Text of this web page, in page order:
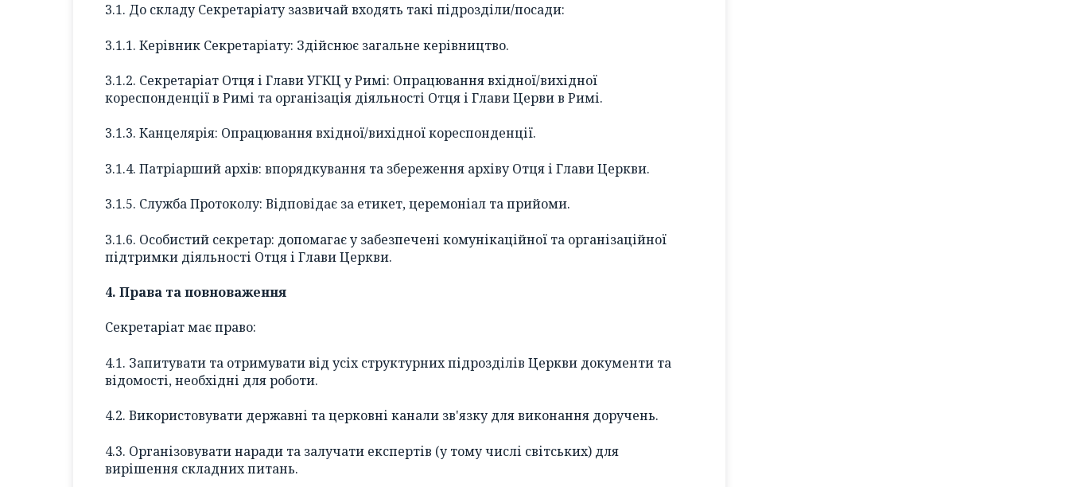
3.1. До складу Секретаріату зазвичай входять такі підрозділи/посади:
3.1.1. Керівник Секретаріату: Здійснює загальне керівництво.
3.1.2. Секретаріат Отця і Глави УГКЦ у Римі: Опрацювання вхідної/вихідної
кореспонденції в Римі та організація діяльності Отця і Глави Церви в Римі.
3.1.3. Канцелярія: Опрацювання вхідної/вихідної кореспонденції.
3.1.4. Патріарший архів: впорядкування та збереження архіву Отця і Глави Церкви.
3.1.5. Служба Протоколу: Відповідає за етикет, церемоніал та прийоми.
3.1.6. Особистий секретар: допомагає у забезпечені комунікаційної та організаційної
підтримки діяльності Отця і Глави Церкви.
4. Права та повноваження
Секретаріат має право:
4.1. Запитувати та отримувати від усіх структурних підрозділів Церкви документи та
відомості, необхідні для роботи.
4.2. Використовувати державні та церковні канали зв'язку для виконання доручень.
4.3. Організовувати наради та залучати експертів (у тому числі світських) для
вирішення складних питань.